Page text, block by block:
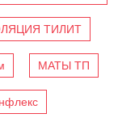
ТИЛИТ
МАТЫ ТП